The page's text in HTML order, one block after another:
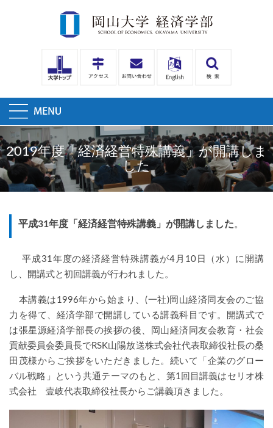
2019年度「経済経営特殊講義」が開講しま
した
平成31年度「経済経営特殊講義」が開講しました。
平成31年度の経済経営特殊講義が4月 10日（水）に開講
し、開講式と初回講義が行われました。
本講義は 1996年から始まり、(一社 )岡山経済同友会のご協
力を得て、経済学部で開講している講義科目です。開講式で
は張星源経済学部長の挨拶の後、岡山経済同友会教育・社会
貢献委員会委員長でRSK山陽放送株式会社代表取締役社長の桑
田茂様からご挨拶をいただきました。続いて「企業のグロー
バル戦略」という共通テーマのもと、第1 回目講義はセリオ株
式会社 壹岐代表取締役社長からご講義頂きました。